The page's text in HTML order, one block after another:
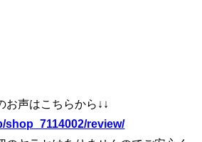
お声はこちらから↓↓
shop_7114002/review/